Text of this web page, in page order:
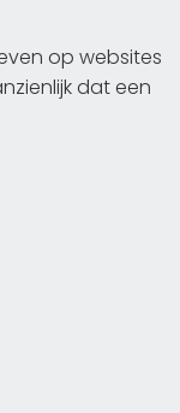
op websites
dat een